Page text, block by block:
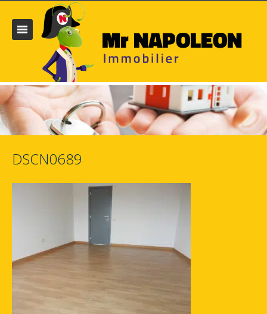
DSCN0689